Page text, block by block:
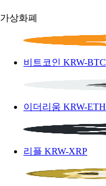
가상화폐
비트코인 KRW-BTC
이더리움 KRW-ETH
리플 KRW-XRP